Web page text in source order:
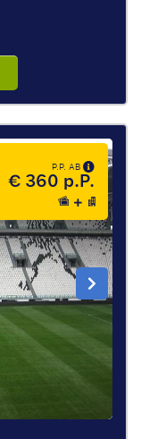
P.P. AB
€ 360 p.P.